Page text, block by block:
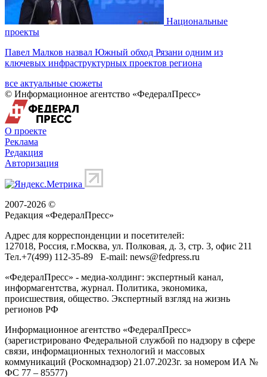
Национальные
проекты
Павел Малков назвал Южный обход Рязани одним из
ключевых инфраструктурных проектов региона
все актуальные сюжеты
© Информационное агентство «ФедералПресс»
О проекте
Реклама
Редакция
Авторизация
2007-2026 ©
Редакция «ФедералПресс»
Адрес для корреспонденции и посетителей:
127018, Россия, г.Москва, ул. Полковая, д. 3, стр. 3, офис 211
Тел.+7(499) 112-35-89 E-mail: news@fedpress.ru
«ФедералПресс» - медиа-холдинг: экспертный канал,
информагентства, журнал. Политика, экономика,
происшествия, общество. Экспертный взгляд на жизнь
регионов РФ
Информационное агентство «ФедералПресс»
(зарегистрировано Федеральной службой по надзору в сфере
связи, информационных технологий и массовых
коммуникаций (Роскомнадзор) 21.07.2023г. за номером ИА №
ФС 77 – 85577)